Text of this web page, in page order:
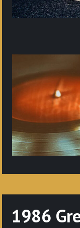
1986